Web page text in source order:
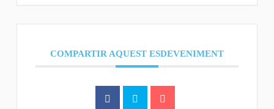
COMPARTIR AQUEST ESDEVENIMENT